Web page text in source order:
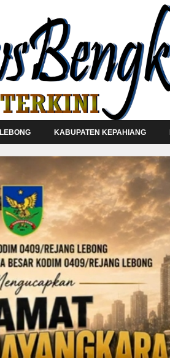
LEBONG KABUPATEN KEPAHIANG